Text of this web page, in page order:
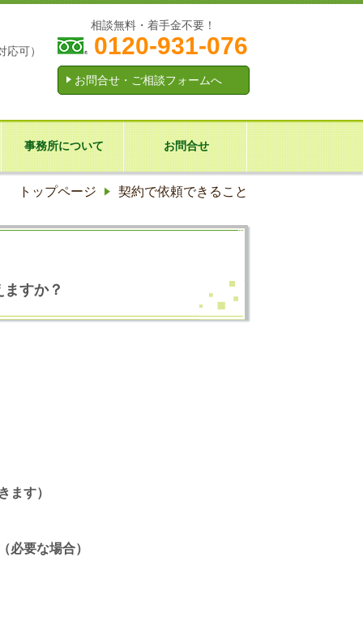
可）
相談無料・着手金不要！
0120-931-076
お問合せ・ご相談フォームへ
事務所について お問合せ
トップページ 契約で依頼できること
すか？
ます）
必要な場合）